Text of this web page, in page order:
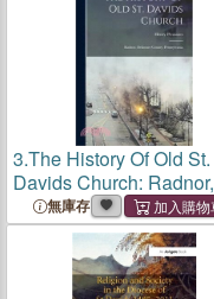
3.The History Of Old St.
Davids Church: Radnor,
Delaware County,
Pennsylvania
無庫存